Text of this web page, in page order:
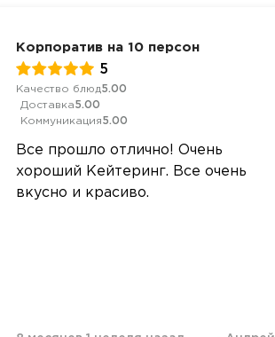
Корпоратив на 10 персон
5
Качество блюд5.00
Доставка5.00
Коммуникация5.00
Все прошло отлично! Очень
хороший Кейтеринг. Все очень
вкусно и красиво.